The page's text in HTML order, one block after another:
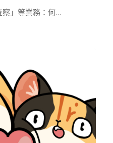
察」等業務：何…